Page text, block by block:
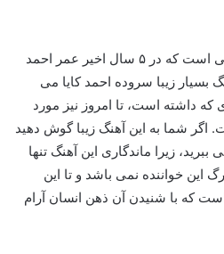
این آهنگ نیز از جمله آهنگ هایی است که در ۵ سال اخیر عمر احمد
بسیار زیبا سروده احمد کایا می
که داشته است، تا امروز نیز مورد
اگر شما به این آهنگ زیبا گوش دهید
ببرید، زیرا ماندگاری این آهنگ تنها
خواننده نمی‌ باشد و تا این
که با شنیدن آن ذهن انسان آرام